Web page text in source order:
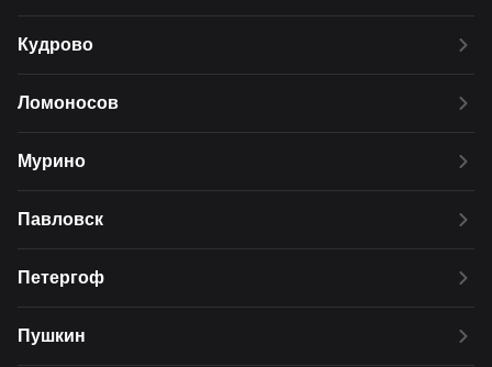
Кудрово
Ломоносов
Мурино
Павловск
Петергоф
Пушкин